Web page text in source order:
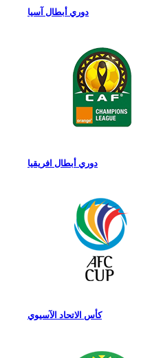
دوري أبطال آسيا
دوري أبطال افريقيا
كأس الاتحاد الآسيوي